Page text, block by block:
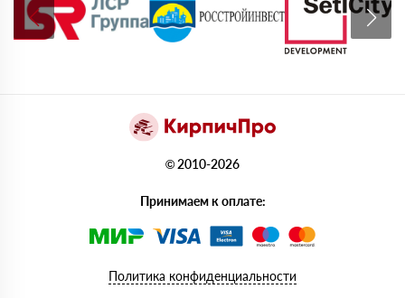
© 2010-2026
Принимаем к оплате:
Политика конфиденциальности